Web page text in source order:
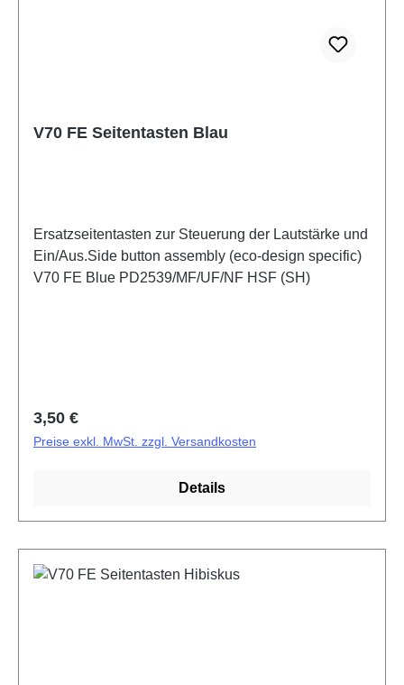
V70 FE Seitentasten Blau
Ersatzseitentasten zur Steuerung der Lautstärke und
Ein/Aus.Side button assembly (eco-design specific)
V70 FE Blue PD2539/MF/UF/NF HSF (SH)
Regulärer Preis:
3,50 €
Preise exkl. MwSt. zzgl. Versandkosten
Details